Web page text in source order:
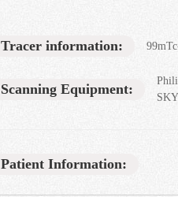
Tracer information:
Scanning Equipment:
Patient Information: